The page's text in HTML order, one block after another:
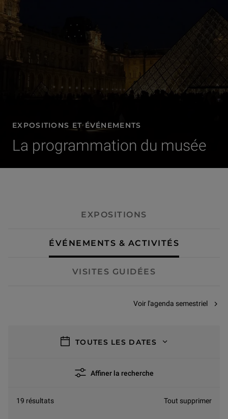
EXPOSITIONS ET ÉVÉNEMENTS
La programmation du musée
EXPOSITIONS
ÉVÉNEMENTS & ACTIVITÉS
VISITES GUIDÉES
Voir l'agenda semestriel
TOUTES LES DATES
Affiner la recherche
19 résultats Tout supprimer